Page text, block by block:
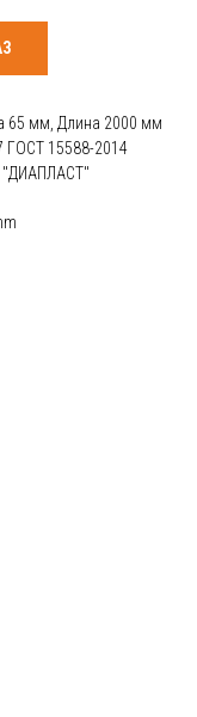
65 мм, Длина 2000 мм
ГОСТ 15588-2014
"ДИАПЛАСТ"